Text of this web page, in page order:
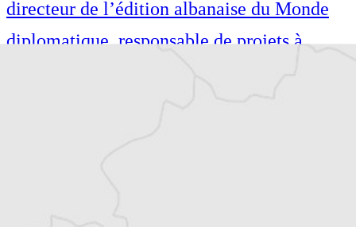
directeur de l’édition albanaise du Monde
diplomatique, responsable de projets à